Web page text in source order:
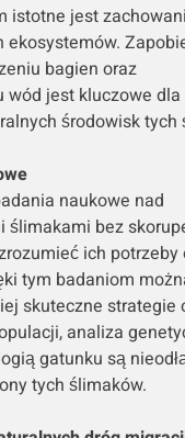
istotne jest
ekosystemów.
bagien oraz
wód jest kluczowe dla
środowisk tych
naukowe nad
ślimakami bez
ich potrzeby
tym badaniom
skuteczne strategie
analiza
gatunku są
tych ślimaków.